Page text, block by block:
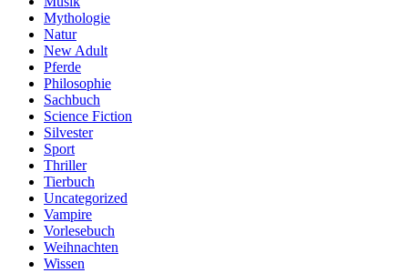
Mythologie
Natur
New Adult
Pferde
Philosophie
Sachbuch
Science Fiction
Silvester
Sport
Thriller
Tierbuch
Uncategorized
Vampire
Vorlesebuch
Weihnachten
Wissen